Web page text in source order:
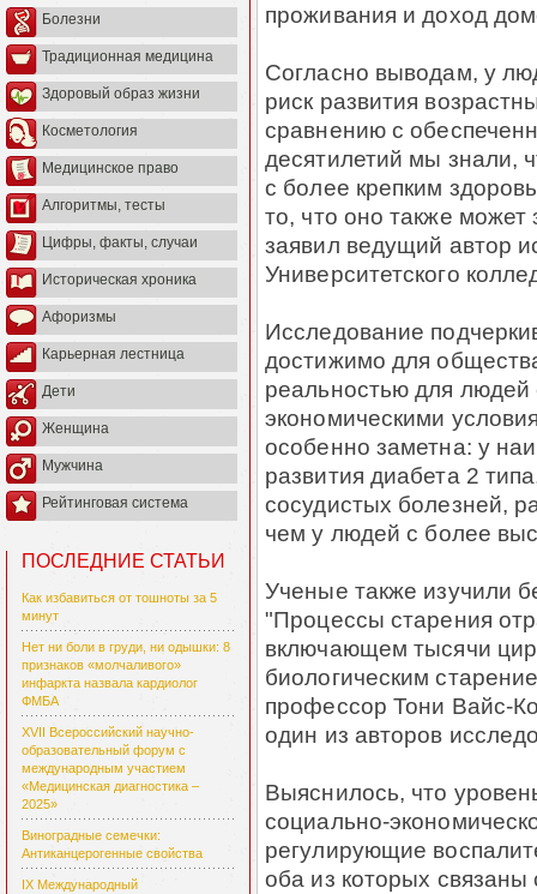
Болезни
Традиционная медицина
Здоровый образ жизни
Косметология
Медицинское право
Алгоритмы, тесты
Цифры, факты, случаи
Историческая хроника
Афоризмы
Карьерная лестница
Дети
Женщина
Мужчина
Рейтинговая система
ПОСЛЕДНИЕ СТАТЬИ
Как избавиться от тошноты за 5
минут
Нет ни боли в груди, ни одышки: 8
признаков «молчаливого»
инфаркта назвала кардиолог
ФМБА
XVII Всероссийский научно-
образовательный форум с
международным участием
«Медицинская диагностика –
2025»
Виноградные семечки:
Антиканцерогенные свойства
IX Международный
проживания и доход
Согласно выводам, у
риск развития
сравнению с
десятилетий мы знали,
с более крепким
то, что оно также
заявил ведущий автор
Университетского
Исследование
достижимо для
реальностью для
экономическими
особенно заметна: у
развития диабета 2
сосудистых болезней,
чем у людей с более
Ученые также изучили
"Процессы старения
включающем тысячи
биологическим
профессор Тони Вайс-
один из авторов
Выяснилось, что
социально-
регулирующие
оба из которых